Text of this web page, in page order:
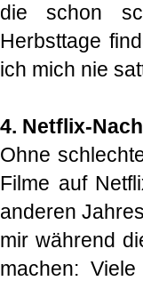
die schon
Herbsttage
ich mich nie
4. Netflix-
Ohne
Filme auf
anderen
mir während
machen: